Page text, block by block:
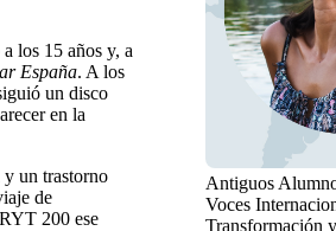
los 15 años y, a
España. A los
un disco
en la
y un trastorno
de
200 ese
Antiguos
Voces
Transformación